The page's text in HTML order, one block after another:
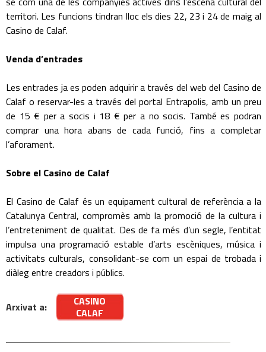
territori. Les funcions tindran lloc els dies 22, 23 i 24 de maig al
Casino de Calaf.
Venda d’entrades
Les entrades ja es poden adquirir a través del web del Casino de
Calaf o reservar-les a través del portal Entrapolis, amb un preu
de 15 € per a socis i 18 € per a no socis. També es podran
comprar una hora abans de cada funció, fins a completar
l’aforament.
Sobre el Casino de Calaf
El Casino de Calaf és un equipament cultural de referència a la
Catalunya Central, compromès amb la promoció de la cultura i
l’entreteniment de qualitat. Des de fa més d’un segle, l’entitat
impulsa una programació estable d’arts escèniques, música i
activitats culturals, consolidant-se com un espai de trobada i
diàleg entre creadors i públics.
Arxivat a:
CASINO
CALAF